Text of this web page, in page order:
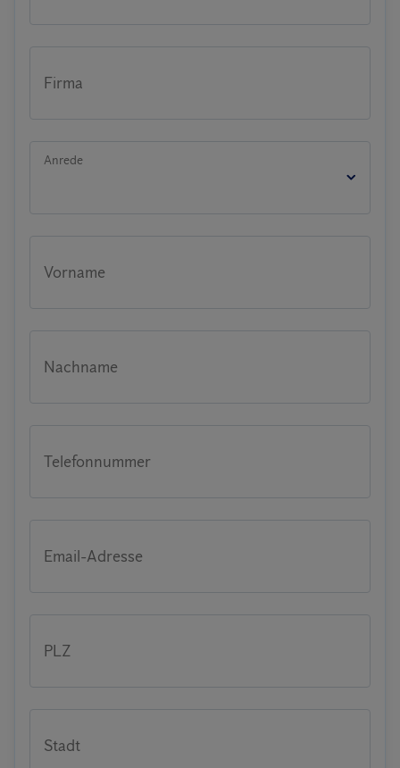
Firma
Anrede
Vorname
Nachname
Telefonnummer
Email-Adresse
PLZ
Stadt